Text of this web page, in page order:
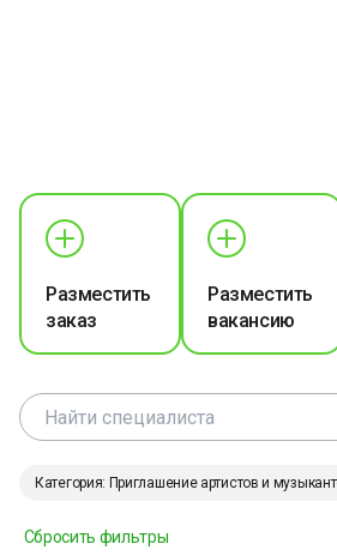
Разместить
заказ
Разместить
вакансию
Категория: Приглашение артистов и
Сбросить фильтры